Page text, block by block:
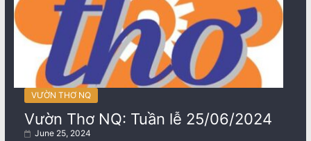
VƯỜN THƠ NQ
Vườn Thơ NQ: Tuần lễ 25/06/2024
June 25, 2024